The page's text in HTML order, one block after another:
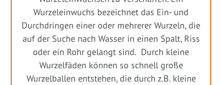
Wurzeleinwuchs bezeichnet das Ein- und
Durchdringen einer oder mehrerer Wurzeln, die
auf der Suche nach Wasser in einen Spalt, Riss
oder ein Rohr gelangt sind. Durch kleine
Wurzelfäden können so schnell große
Wurzelballen entstehen, die durch z.B. kleine